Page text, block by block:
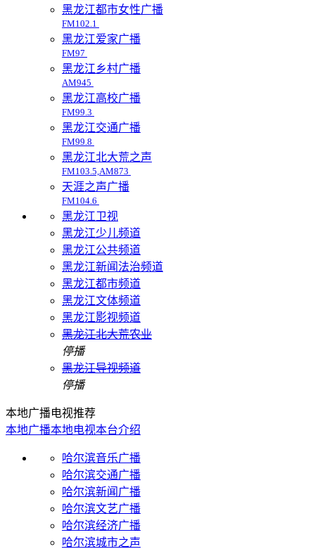
黑龙江都市女性广播
FM102.1
黑龙江爱家广播
FM97
黑龙江乡村广播
AM945
黑龙江高校广播
FM99.3
黑龙江交通广播
FM99.8
黑龙江北大荒之声
FM103.5,AM873
天涯之声广播
FM104.6
黑龙江卫视
黑龙江少儿频道
黑龙江公共频道
黑龙江新闻法治频道
黑龙江都市频道
黑龙江文体频道
黑龙江影视频道
黑龙江北大荒农业
停播
黑龙江导视频道
停播
本地广播电视推荐
本地广播本地电视本台介绍
哈尔滨音乐广播
哈尔滨交通广播
哈尔滨新闻广播
哈尔滨文艺广播
哈尔滨经济广播
哈尔滨城市之声